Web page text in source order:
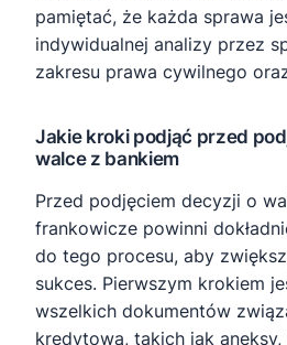
pamiętać, że każda sprawa
indywidualnej analizy przez
zakresu prawa cywilnego
Jakie kroki podjąć przed
walce z bankiem
Przed podjęciem decyzji o
frankowicze powinni
do tego procesu, aby
sukces. Pierwszym krokiem
wszelkich dokumentów
kredytową, takich jak